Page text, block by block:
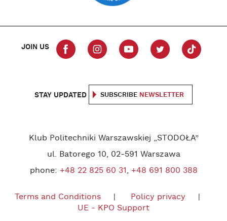
JOIN US
STAY UPDATED SUBSCRIBE NEWSLETTER
Klub Politechniki Warszawskiej „STODOŁA”
ul. Batorego 10, 02-591 Warszawa
phone: +48 22 825 60 31, +48 691 800 388
Terms and Conditions
Policy privacy
UE - KPO Support